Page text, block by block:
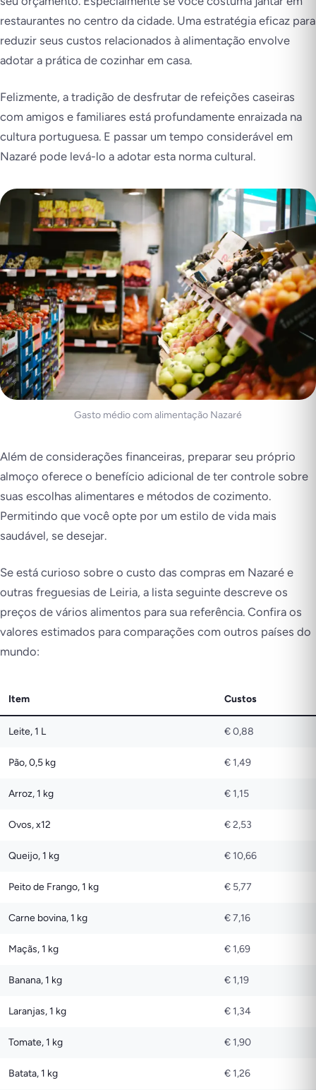
restaurantes no centro da cidade. Uma estratégia eficaz para
reduzir seus custos relacionados à alimentação envolve
adotar a prática de cozinhar em casa.
Felizmente, a tradição de desfrutar de refeições caseiras
com amigos e familiares está profundamente enraizada na
cultura portuguesa. E passar um tempo considerável em
Nazaré pode levá-lo a adotar esta norma cultural.
Gasto médio com alimentação Nazaré
Além de considerações financeiras, preparar seu próprio
almoço oferece o benefício adicional de ter controle sobre
suas escolhas alimentares e métodos de cozimento.
Permitindo que você opte por um estilo de vida mais
saudável, se desejar.
Se está curioso sobre o custo das compras em Nazaré e
outras freguesias de Leiria, a lista seguinte descreve os
preços de vários alimentos para sua referência. Confira os
valores estimados para comparações com outros países do
mundo:
Item Custos
Leite, 1 L € 0,88
Pão, 0,5 kg € 1,49
Arroz, 1 kg € 1,15
Ovos, x12 € 2,53
Queijo, 1 kg € 10,66
Peito de Frango, 1 kg € 5,77
Carne bovina, 1 kg € 7,16
Maçãs, 1 kg € 1,69
Banana, 1 kg € 1,19
Laranjas, 1 kg € 1,34
Tomate, 1 kg € 1,90
Batata, 1 kg € 1,26